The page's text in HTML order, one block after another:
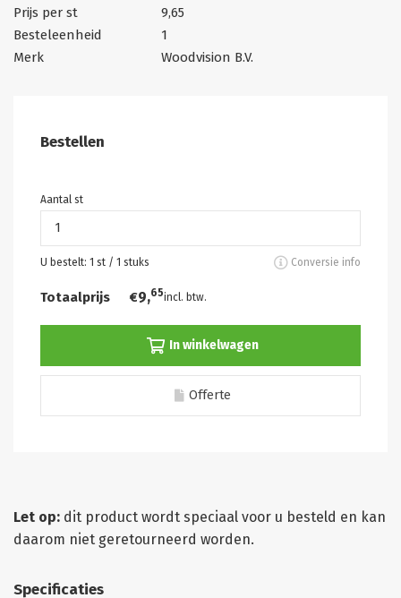
Prijs per st
9,65
Besteleenheid
1
Merk
Woodvision B.V.
Bestellen
Aantal st
U bestelt: 1 st / 1 stuks Conversie info
Totaalprijs €9,65incl. btw.
In winkelwagen
Offerte
Let op: dit product wordt speciaal voor u besteld en kan
daarom niet geretourneerd worden.
Specificaties